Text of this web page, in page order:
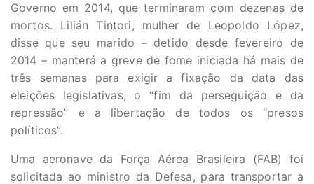
Governo em 2014, que terminaram com dezenas de
mortos. Lilián Tintori, mulher de Leopoldo López,
disse que seu marido – detido desde fevereiro de
2014 – manterá a greve de fome iniciada há mais de
três semanas para exigir a fixação da data das
eleições legislativas, o “fim da perseguição e da
repressão” e a libertação de todos os “presos
políticos”.
Uma aeronave da Força Aérea Brasileira (FAB) foi
solicitada ao ministro da Defesa, para transportar a